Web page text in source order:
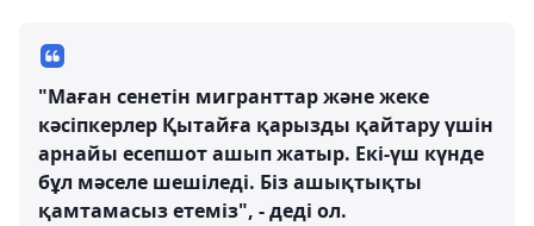
"Маған сенетін мигранттар және жеке
кәсіпкерлер Қытайға қарызды қайтару үшін
арнайы есепшот ашып жатыр. Екі-үш күнде
бұл мәселе шешіледі. Біз ашықтықты
қамтамасыз етеміз", - деді ол.